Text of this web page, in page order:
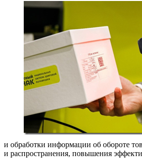
и обработки информации об обороте
и распространения, повышения